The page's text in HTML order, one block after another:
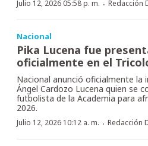
Julio 12, 2026 05:58 p. m. · Redacción
Nacional
Pika Lucena fue
oficialmente en el
Nacional anunció oficialmente la
Ángel Cardozo Lucena quien se
futbolista de la Academia para
2026.
Julio 12, 2026 10:12 a. m. · Redacción